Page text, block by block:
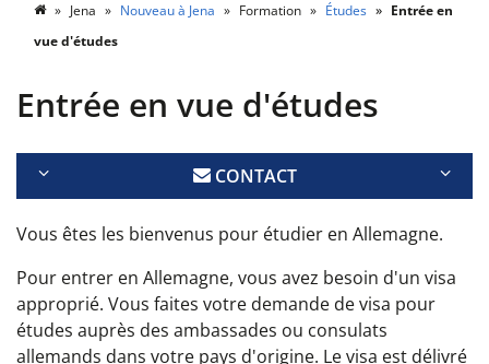
Jena Nouveau à Jena Formation Études
Entrée en
vue d'études
Entrée en vue d'études
CONTACT
Vous êtes les bienvenus pour étudier en Allemagne.
Pour entrer en Allemagne, vous avez besoin d'un visa
approprié. Vous faites votre demande de visa pour
études auprès des ambassades ou consulats
allemands dans votre pays d'origine. Le visa est délivré